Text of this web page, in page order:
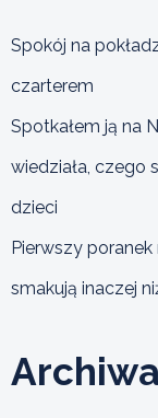
Spokój na
czarterem
Spotkałem ją na
wiedziała, czego
dzieci
Pierwszy
smakują inaczej
Archiwa